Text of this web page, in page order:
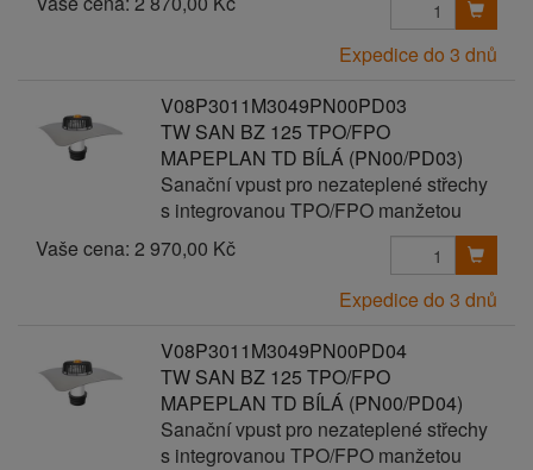
Expedice do 3 dnů
V08P3011M3049PN00PD03
TW SAN BZ 125 TPO/FPO
MAPEPLAN TD BÍLÁ (PN00/PD03)
Sanační vpust pro nezateplené střechy
s integrovanou TPO/FPO manžetou
Vaše cena: 2 970,00 Kč
Expedice do 3 dnů
V08P3011M3049PN00PD04
TW SAN BZ 125 TPO/FPO
MAPEPLAN TD BÍLÁ (PN00/PD04)
Sanační vpust pro nezateplené střechy
s integrovanou TPO/FPO manžetou